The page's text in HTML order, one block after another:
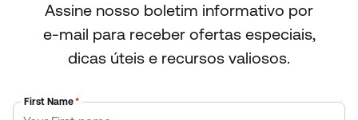
Assine nosso boletim informativo por
e-mail para receber ofertas especiais,
dicas úteis e recursos valiosos.
First Name*